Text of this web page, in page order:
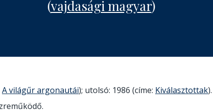
(vajdasági magyar)
A világűr argonautái); utolsó: 1986 (címe: Kiválasztottak